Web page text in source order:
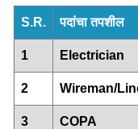
S.R. पदांचा तपशील
1 Electrician
2 Wireman/
3 COPA